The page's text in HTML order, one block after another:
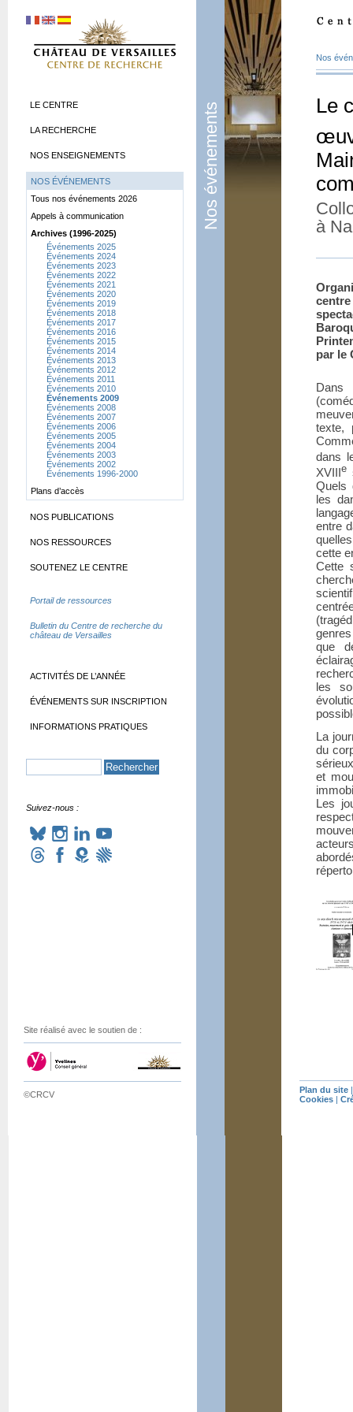
Nos événements
Nos
Le
à
par le
texte,
dans
XVIIIe
Quels
les
entre
cette
Cette
que
les
La
du
sérieux
et
Les
LE CENTRE
LA RECHERCHE
NOS ENSEIGNEMENTS
NOS ÉVÉNEMENTS
Tous nos événements 2026
Appels à communication
Archives (1996-2025)
Événements 2025
Événements 2024
Événements 2023
Événements 2022
Événements 2021
Événements 2020
Événements 2019
Événements 2018
Événements 2017
Événements 2016
Événements 2015
Événements 2014
Événements 2013
Événements 2012
Événements 2011
Événements 2010
Événements 2009
Événements 2008
Événements 2007
Événements 2006
Événements 2005
Événements 2004
Événements 2003
Événements 2002
Événements 1996-2000
Plans d’accès
NOS PUBLICATIONS
NOS RESSOURCES
SOUTENEZ LE CENTRE
Portail de ressources
Bulletin du Centre de recherche du
château de Versailles
ACTIVITÉS DE L’ANNÉE
ÉVÉNEMENTS SUR INSCRIPTION
INFORMATIONS PRATIQUES
Suivez-nous :
Site réalisé avec le soutien de :
©CRCV Plan du site
Cookies |